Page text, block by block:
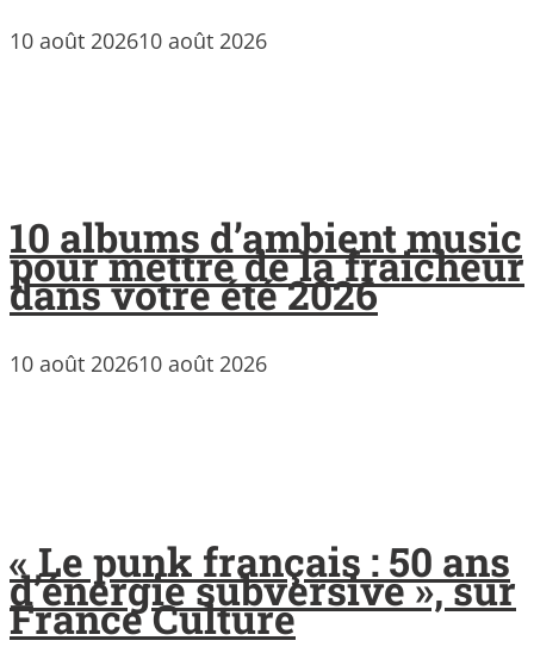
10 août 202610 août 2026
10 albums d’ambient music
pour mettre de la fraicheur
dans votre été 2026
10 août 202610 août 2026
« Le punk français : 50 ans
d’énergie subversive », sur
France Culture